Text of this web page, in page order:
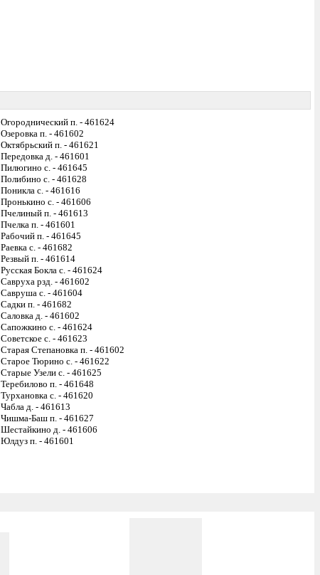
Огороднический п. - 461624
Озеровка п. - 461602
Октябрьский п. - 461621
Передовка д. - 461601
Пилюгино с. - 461645
Полибино с. - 461628
Поникла с. - 461616
Пронькино с. - 461606
Пчелиный п. - 461613
Пчелка п. - 461601
Рабочий п. - 461645
Раевка с. - 461682
Резвый п. - 461614
Русская Бокла с. - 461624
Савруха рзд. - 461602
Савруша с. - 461604
Садки п. - 461682
Саловка д. - 461602
Сапожкино с. - 461624
Советское с. - 461623
Старая Степановка п. - 461602
Старое Тюрино с. - 461622
Старые Узели с. - 461625
Теребилово п. - 461648
Турхановка с. - 461620
Чабла д. - 461613
Чишма-Баш п. - 461627
Шестайкино д. - 461606
Юлдуз п. - 461601